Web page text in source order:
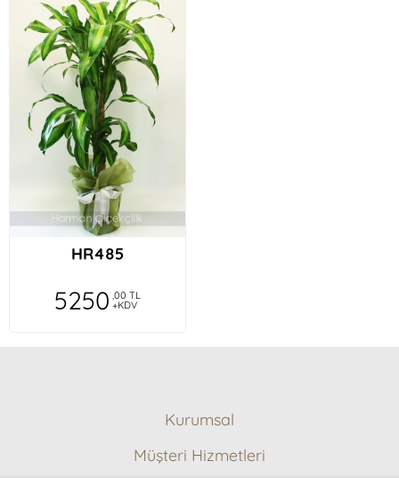
N**e *
Sitede görmüş olduğum ürünlerin,siparis ve teslim
edilen sekli mukemmel. Tüm siparişlerimin son
derece özenle ve titizlikle olarak hazırlanmis
olmasi ve ayrica bana geri donen memnuniyetler
icin Harman Cicek ve elemanlarina cok tesekkurler.
E**n Ka****lu
Özenle hazırlanmış çiçek ve zamanında teslimat,
HR485
5250 ,00 TL
+KDV
Kurumsal
Hakkımızda
Ödeme Metodları
Müşteri Hizmetleri